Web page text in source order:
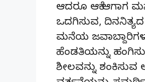
ಆದರೂ ಆಕೆ ಆಗಾಗ
ಒದಗಿಸುವ, ದಿನನಿತ್ಯದ
ಮನೆಯ ಜವಾಬ್ದಾರಿಗಳ
ಹೆಂಡತಿಯನ್ನು
ಶೀಲವನ್ನು